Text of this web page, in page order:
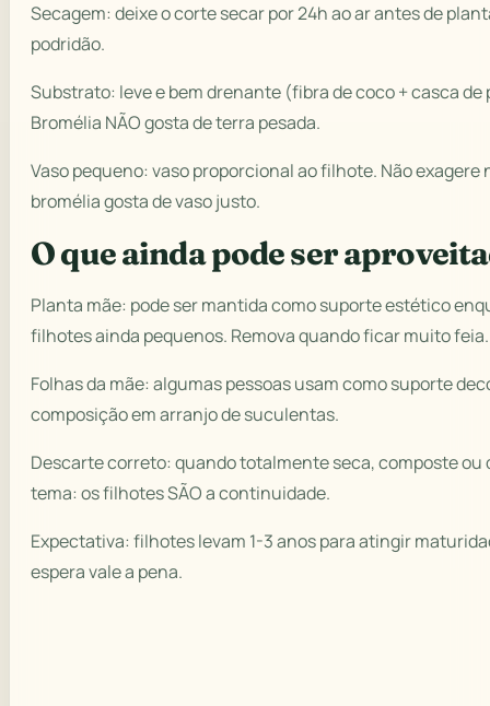
Secagem: deixe o corte secar por 24h ao ar antes de
podridão.
Substrato: leve e bem drenante (fibra de coco + casca
Bromélia NÃO gosta de terra pesada.
Vaso pequeno: vaso proporcional ao filhote. Não exagere
bromélia gosta de vaso justo.
O que ainda pode ser
Planta mãe: pode ser mantida como suporte estético
filhotes ainda pequenos. Remova quando ficar muito feia.
Folhas da mãe: algumas pessoas usam como suporte
composição em arranjo de suculentas.
Descarte correto: quando totalmente seca, composte ou
tema: os filhotes SÃO a continuidade.
Expectativa: filhotes levam 1-3 anos para atingir
espera vale a pena.